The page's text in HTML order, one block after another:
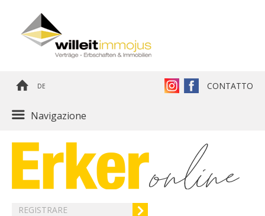
DE CONTATTO
Navigazione
REGISTRARE